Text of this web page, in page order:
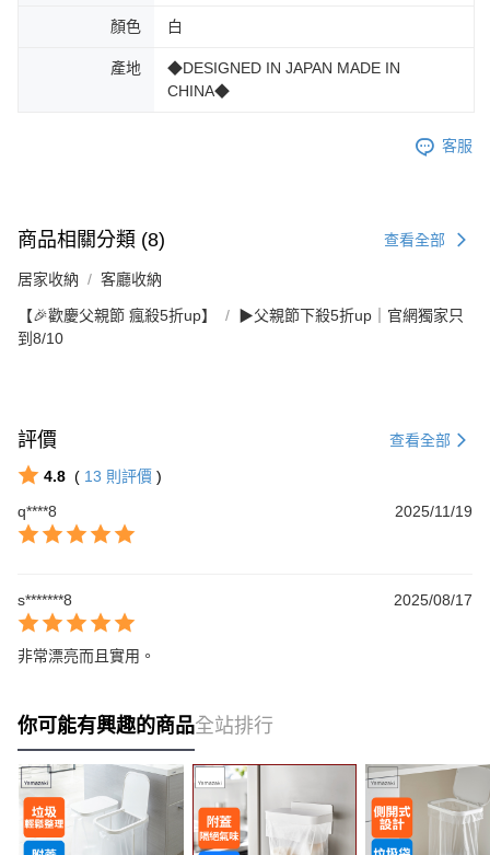
顏色 白
產地
◆DESIGNED IN JAPAN MADE IN
CHINA◆
客服
商品相關分類 (8) 查看全部
居家收納 客廳收納
【🎉歡慶父親節 瘋殺5折up】
▶父親節下殺5折up｜官網獨家只
到8/10
評價 查看全部
4.8 ( 13 則評價 )
q****8
2025/11/19
s*******8 2025/08/17
非常漂亮而且實用。
你可能有興趣的商品全站排行